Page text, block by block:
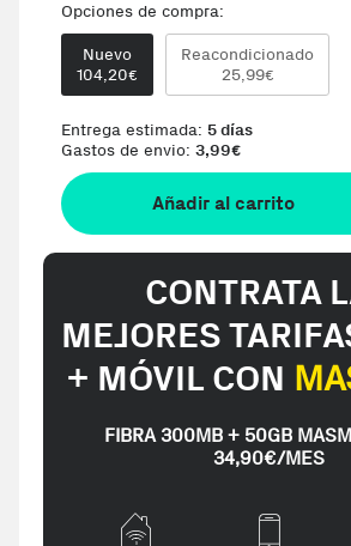
Opciones de compra:
Nuevo
104,20€
Reacondicionado
25,99€
Entrega estimada: 5 días
Gastos de envio: 3,99€
Añadir al carrito
CONTRATA
MEJORES
+ MÓVIL CON
FIBRA 300MB + 50GB
34,90€/MES